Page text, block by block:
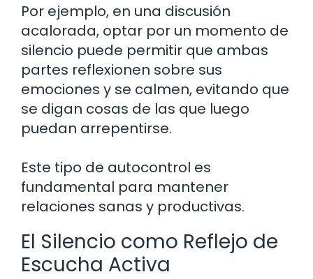
Por ejemplo, en una discusión
acalorada, optar por un momento de
silencio puede permitir que ambas
partes reflexionen sobre sus
emociones y se calmen, evitando que
se digan cosas de las que luego
puedan arrepentirse.
Este tipo de autocontrol es
fundamental para mantener
relaciones sanas y productivas.
El Silencio como Reflejo de
Escucha Activa